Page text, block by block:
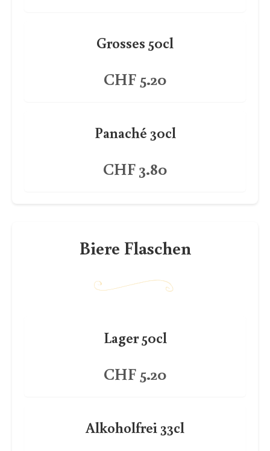
Grosses 50cl
CHF 5.20
Panaché 30cl
CHF 3.80
Biere Flaschen
Lager 50cl
CHF 5.20
Alkoholfrei 33cl